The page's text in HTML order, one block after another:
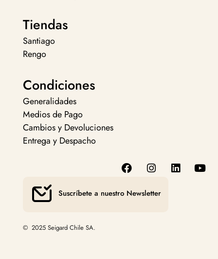
Tiendas
Santiago
Rengo
Condiciones
Generalidades
Medios de Pago
Cambios y Devoluciones
Entrega y Despacho
Suscríbete a nuestro Newsletter
© 2025 Seigard Chile SA.